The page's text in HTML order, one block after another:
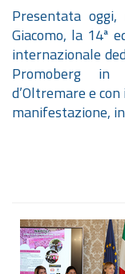
Presentata
Giacomo, la 14ª
internazionale
Promoberg in
d’Oltremare e
manifestazione,